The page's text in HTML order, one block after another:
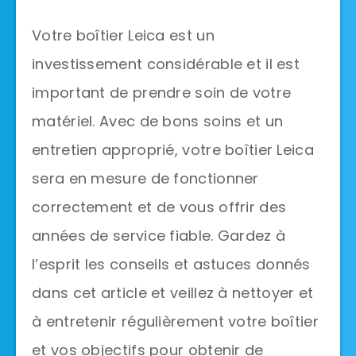
Votre boîtier Leica est un
investissement considérable et il est
important de prendre soin de votre
matériel. Avec de bons soins et un
entretien approprié, votre boîtier Leica
sera en mesure de fonctionner
correctement et de vous offrir des
années de service fiable. Gardez à
l’esprit les conseils et astuces donnés
dans cet article et veillez à nettoyer et
à entretenir régulièrement votre boîtier
et vos objectifs pour obtenir de